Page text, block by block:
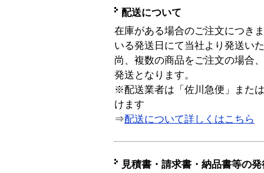
配送について
在庫がある場合のご注文につき
いる発送日にて当社より発送い
尚、複数の商品をご注文の場合
発送となります。
※配送業者は「佐川急便」また
けます
⇒配送について詳しくはこちら
見積書・請求書・納品書等の